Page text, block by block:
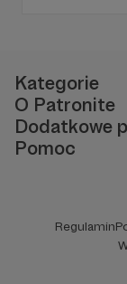
Kategorie
O Patronite
Dodatkowe
Pomoc
Regulamin